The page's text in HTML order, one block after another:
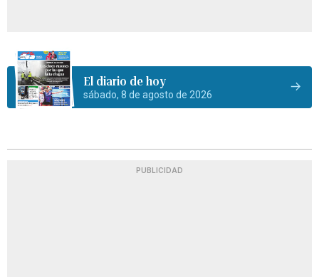
El diario de hoy
sábado, 8 de agosto de 2026
PUBLICIDAD